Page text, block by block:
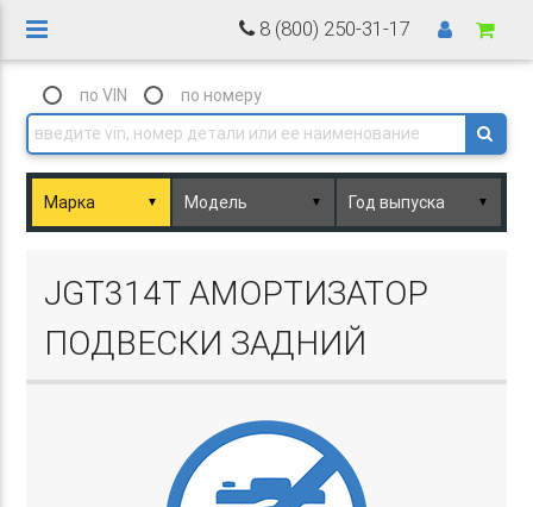
8 (800) 250-31-17
по VIN по номеру
▼ ▼ ▼
JGT314T АМОРТИЗАТОР
ПОДВЕСКИ ЗАДНИЙ